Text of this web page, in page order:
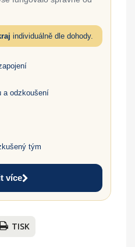
individuálně dle dohody.
a odzkoušení
tým
více
TISK